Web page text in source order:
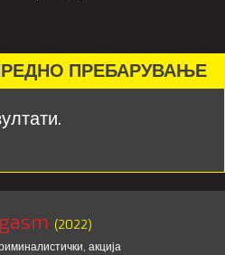
ПРЕБАРУВАЊЕ
(2022)
, акција